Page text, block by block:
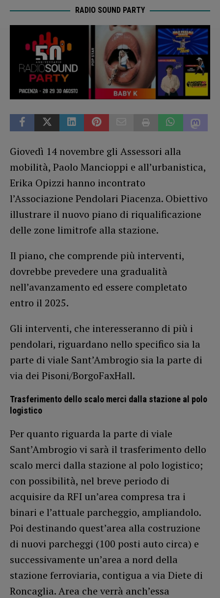
RADIO SOUND PARTY
Giovedì 14 novembre gli Assessori alla
mobilità, Paolo Mancioppi e all’urbanistica,
Erika Opizzi hanno incontrato
l’Associazione Pendolari Piacenza. Obiettivo
illustrare il nuovo piano di riqualificazione
delle zone limitrofe alla stazione.
Il piano, che comprende più interventi,
dovrebbe prevedere una gradualità
nell’avanzamento ed essere completato
entro il 2025.
Gli interventi, che interesseranno di più i
pendolari, riguardano nello specifico sia la
parte di viale Sant’Ambrogio sia la parte di
via dei Pisoni/BorgoFaxHall.
Trasferimento dello scalo merci dalla stazione al polo
logistico
Per quanto riguarda la parte di viale
Sant’Ambrogio vi sarà il trasferimento dello
scalo merci dalla stazione al polo logistico;
con possibilità, nel breve periodo di
acquisire da RFI un’area compresa tra i
binari e l’attuale parcheggio, ampliandolo.
Poi destinando quest’area alla costruzione
di nuovi parcheggi (100 posti auto circa) e
successivamente un’area a nord della
stazione ferroviaria, contigua a via Diete di
Roncaglia. Area che verrà anch’essa